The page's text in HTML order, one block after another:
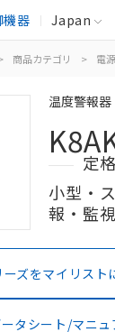
機器 Japan
商品カテゴリ > 電
温度警報器
定
小型・
報・監
ーズをマイリスト
タシート/マニュ